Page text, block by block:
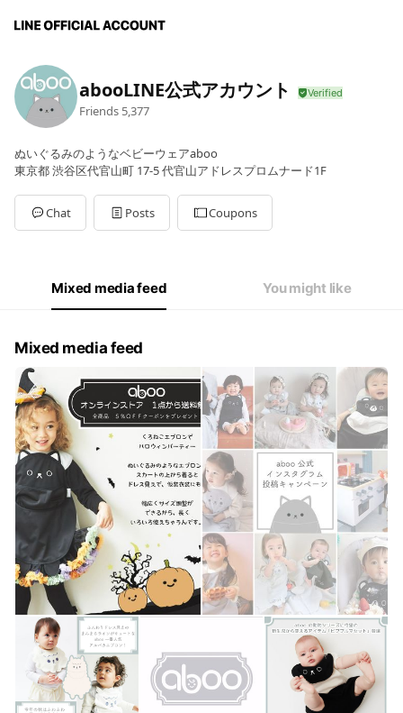
abooLINE公式アカウント
Friends 5,377
ぬいぐるみのようなベビーウェアaboo
東京都 渋谷区代官山町 17-5 代官山アドレスプロムナード1F
Chat Posts Coupons
Mixed media feed You might like
Mixed media feed